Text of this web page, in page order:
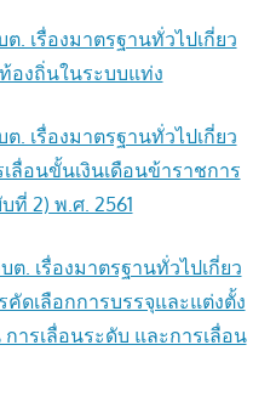
. เรื่องมาตรฐานทั่วไปเกี่ยว
องถิ่นในระบบแท่ง
. เรื่องมาตรฐานทั่วไปเกี่ยว
อนขั้นเงินเดือนข้าราชการ
2) พ.ศ. 2561
. เรื่องมาตรฐานทั่วไปเกี่ยว
ดเลือกการบรรจุและแต่งตั้ง
ารเลื่อนระดับ และการเลื่อน